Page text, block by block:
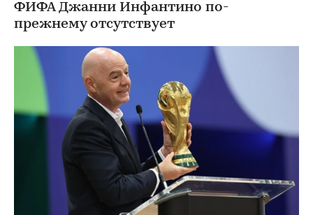
ФИФА Джанни Инфантино по-
прежнему отсутствует